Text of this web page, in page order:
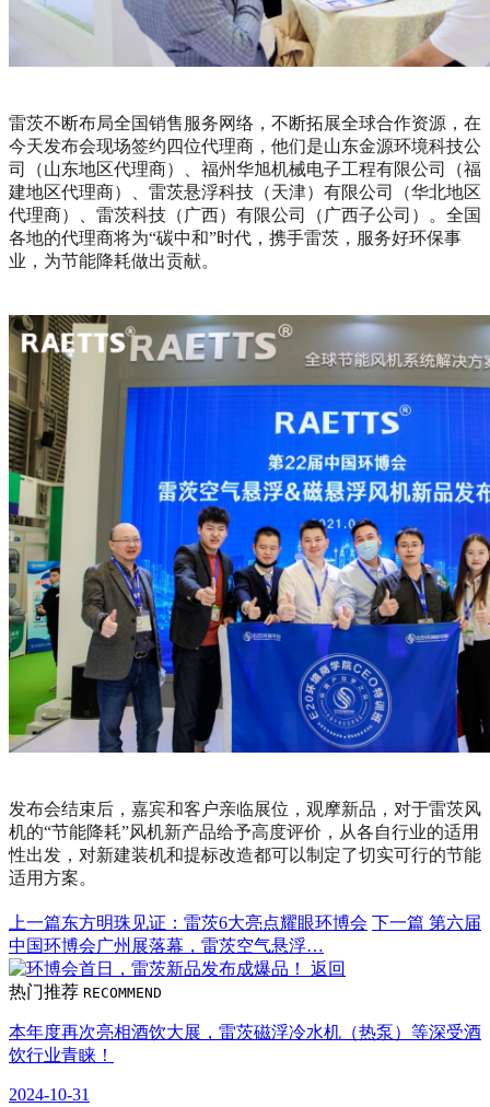
雷茨不断布局全国销售服务网络，不断拓展全球合作资源，在
今天发布会现场签约四位代理商，他们是山东金源环境科技公
司（山东地区代理商）、福州华旭机械电子工程有限公司（福
建地区代理商）、雷茨悬浮科技（天津）有限公司（华北地区
代理商）、雷茨科技（广西）有限公司（广西子公司）。全国
各地的代理商将为“碳中和”时代，携手雷茨，服务好环保事
业，为节能降耗做出贡献。
发布会结束后，嘉宾和客户亲临展位，观摩新品，对于雷茨风
机的“节能降耗”风机新产品给予高度评价，从各自行业的适用
性出发，对新建装机和提标改造都可以制定了切实可行的节能
适用方案。
上一篇东方明珠见证：雷茨6大亮点耀眼环博会 下一篇 第六届
中国环博会广州展落幕，雷茨空气悬浮…
返回
热门推荐 RECOMMEND
本年度再次亮相酒饮大展，雷茨磁浮冷水机（热泵）等深受酒
饮行业青睐！
2024-10-31